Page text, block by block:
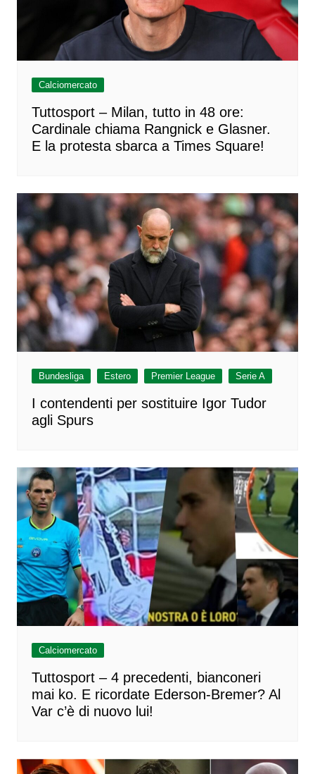
Calciomercato
Tuttosport – Milan, tutto in 48 ore:
Cardinale chiama Rangnick e Glasner.
E la protesta sbarca a Times Square!
Bundesliga Estero Premier League Serie A
I contendenti per sostituire Igor Tudor
agli Spurs
Calciomercato
Tuttosport – 4 precedenti, bianconeri
mai ko. E ricordate Ederson-Bremer? Al
Var c’è di nuovo lui!